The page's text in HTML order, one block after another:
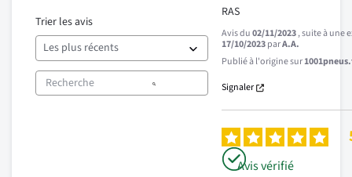
Trier les avis
RAS
Avis du02/11/2023, suite à une
17/10/2023parA.A.
Publié à l'origine sur
Signaler
Avis vérifié